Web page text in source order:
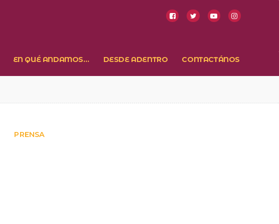
EN QUÉ ANDAMOS… DESDE ADENTRO CONTACTÁNOS
PRENSA